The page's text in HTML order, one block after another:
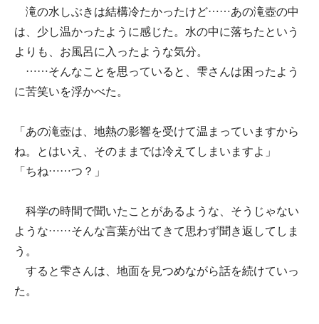
滝の水しぶきは結構冷たかったけど……あの滝壺の中
は、少し温かったように感じた。水の中に落ちたという
よりも、お風呂に入ったような気分。
……そんなことを思っていると、雫さんは困ったよう
に苦笑いを浮かべた。
「あの滝壺は、地熱の影響を受けて温まっていますから
ね。とはいえ、そのままでは冷えてしまいますよ」
「ちね……つ？」
科学の時間で聞いたことがあるような、そうじゃない
ような……そんな言葉が出てきて思わず聞き返してしま
う。
すると雫さんは、地面を見つめながら話を続けていっ
た。